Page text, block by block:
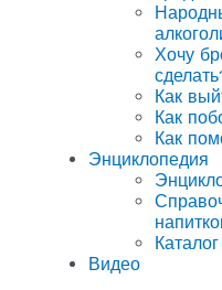
Хочу
Как
Как
Как
Энциклопедия
Видео